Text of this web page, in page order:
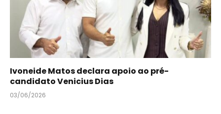
Ivoneide Matos declara apoio ao pré-
candidato Venicius Dias
03/06/2026